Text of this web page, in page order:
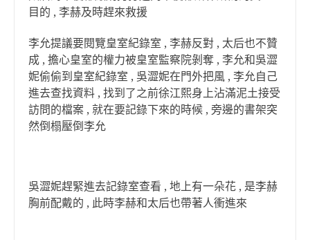
目的 , 李赫及時趕來救援
李允提議要閱覽皇室紀錄室 , 李赫反對 , 太后也不贊
成 , 擔心皇室的權力被皇室監察院剝奪 , 李允和吳澀
妮偷偷到皇室紀錄室 , 吳澀妮在門外把風 , 李允自己
進去查找資料 , 找到了之前徐江熙身上沾滿泥土接受
訪問的檔案 , 就在要記錄下來的時候 , 旁邊的書架突
然倒榻壓倒李允
吳澀妮趕緊進去記錄室查看 , 地上有一朵花 , 是李赫
胸前配戴的 , 此時李赫和太后也帶著人衝進來